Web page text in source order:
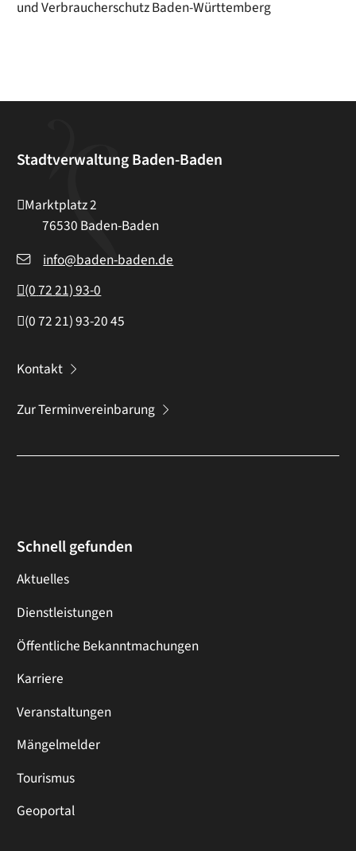
und Verbraucherschutz Baden-Württemberg
Stadtverwaltung Baden-Baden
Marktplatz 2
76530 Baden-Baden
info@baden-baden.de
(07221) 93-0
(07221) 93-2045
Kontakt
Zur Terminvereinbarung
Schnell gefunden
Aktuelles
Dienstleistungen
Öffentliche Bekanntmachungen
Karriere
Veranstaltungen
Mängelmelder
Tourismus
Geoportal